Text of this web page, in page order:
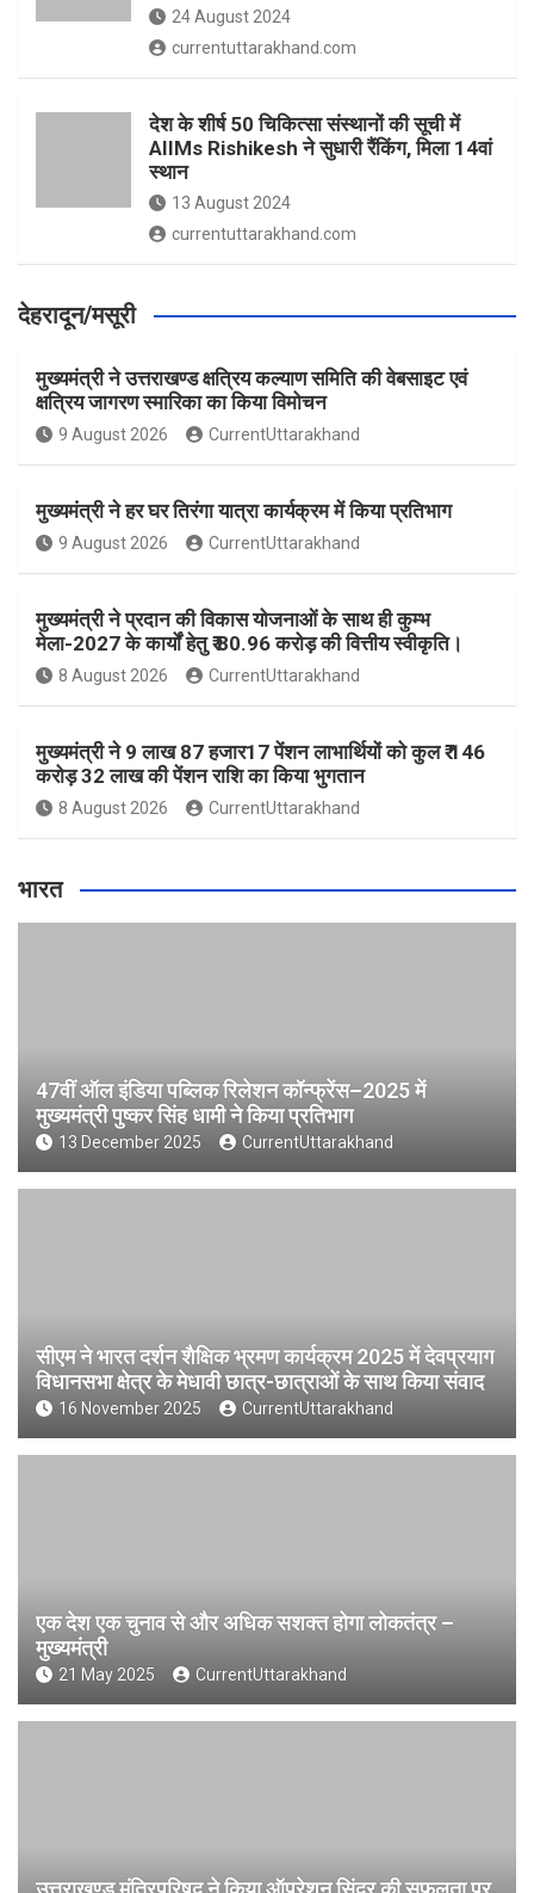
24 August 2024
currentuttarakhand.com
देश के शीर्ष 50 चिकित्सा संस्थानों की सूची में
AIIMs Rishikesh ने सुधारी रैंकिंग, मिला 14वां
स्थान
13 August 2024
currentuttarakhand.com
देहरादून/मसूरी
मुख्यमंत्री ने उत्तराखण्ड क्षत्रिय कल्याण समिति की वेबसाइट एवं
क्षत्रिय जागरण स्मारिका का किया विमोचन
9 August 2026 CurrentUttarakhand
मुख्यमंत्री ने हर घर तिरंगा यात्रा कार्यक्रम में किया प्रतिभाग
9 August 2026 CurrentUttarakhand
मुख्यमंत्री ने प्रदान की विकास योजनाओं के साथ ही कुम्भ
मेला-2027 के कार्यों हेतु ₹ 80.96 करोड़ की वित्तीय स्वीकृति।
8 August 2026 CurrentUttarakhand
मुख्यमंत्री ने 9 लाख 87 हजार17 पेंशन लाभार्थियों को कुल ₹ 146
करोड़ 32 लाख की पेंशन राशि का किया भुगतान
8 August 2026 CurrentUttarakhand
भारत
47वीं ऑल इंडिया पब्लिक रिलेशन कॉन्फ्रेंस–2025 में
मुख्यमंत्री पुष्कर सिंह धामी ने किया प्रतिभाग
13 December 2025 CurrentUttarakhand
सीएम ने भारत दर्शन शैक्षिक भ्रमण कार्यक्रम 2025 में देवप्रयाग
विधानसभा क्षेत्र के मेधावी छात्र-छात्राओं के साथ किया संवाद
16 November 2025 CurrentUttarakhand
एक देश एक चुनाव से और अधिक सशक्त होगा लोकतंत्र –
मुख्यमंत्री
21 May 2025 CurrentUttarakhand